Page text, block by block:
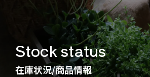
Stock status
在庫状況/商品情報